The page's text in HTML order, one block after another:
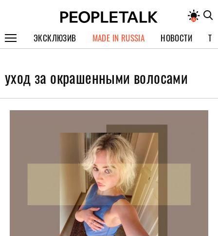
ЭКСКЛЮЗИВ
СПЕЦПРОЕКТЫ
ИНТЕРВЬЮ
MADE IN RUSSIA НОВОСТИ
уход за окрашенными волосами